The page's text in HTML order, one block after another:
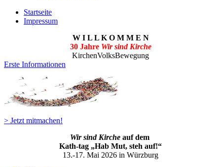
Startseite
Impressum
W I L L K O M M E N
30 Jahre Wir sind Kirche
KirchenVolksBewegung
Erste Informationen
> Jetzt mitmachen!
Wir sind Kirche auf dem
Kath-tag „Hab Mut, steh auf!“
13.-17. Mai 2026 in Würzburg